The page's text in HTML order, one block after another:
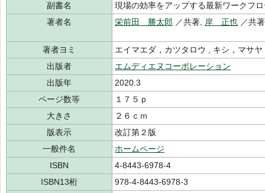
副書名
現場の効率をアップする最新ワークフ
著者名
栄前田 勝太郎 ／共著, 岸 正也 ／共
著者ヨミ
エイマエダ，カツタロウ , キシ，マサ
出版者
エムディエヌコーポレーション
出版年
2020.3
ページ数等
１７５ｐ
大きさ
２６ｃｍ
版表示
改訂第２版
一般件名
ホームページ
ISBN
4-8443-6978-4
ISBN13桁
978-4-8443-6978-3